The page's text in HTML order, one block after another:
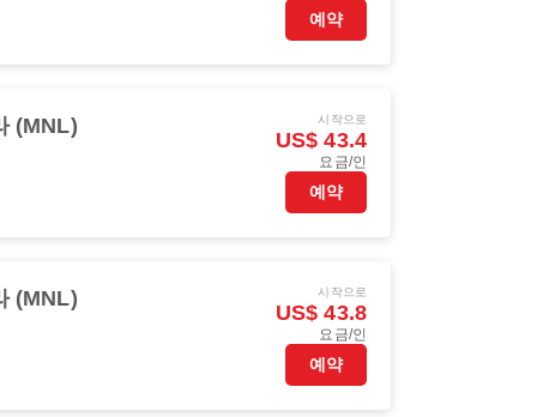
예약
(MNL) 시작으로
US$ 43.4
요금/인
예약
(MNL) 시작으로
US$ 43.8
요금/인
예약